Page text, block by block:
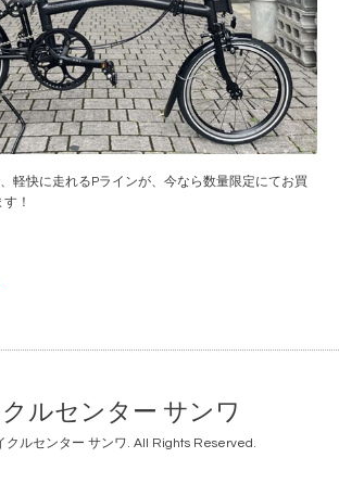
軽快に走れるPラインが、今なら数量限定にてお買
！
ルセンター サンワ
クルセンター サンワ. All Rights Reserved.